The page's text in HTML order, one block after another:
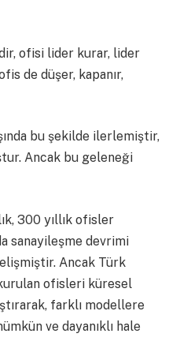
ofisi lider kurar, lider
de düşer, kapanır,
bu şekilde ilerlemiştir,
Ancak bu geleneği
300 yıllık ofisler
sanayileşme devrimi
Ancak Türk
ofisleri küresel
farklı modellere
ve dayanıklı hale